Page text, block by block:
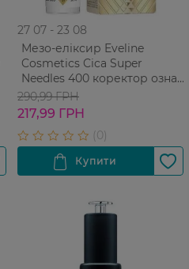
27 07 - 23 08
Мезо-еліксир Eveline
Cosmetics Cica Super
Needles 400 коректор ознак
старіння шкіри обличчя 30
мл
290,99 ГРН
217,99 ГРН